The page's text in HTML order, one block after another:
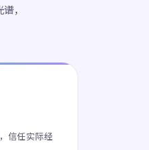
，
信任实际经